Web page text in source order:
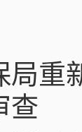
局重
查